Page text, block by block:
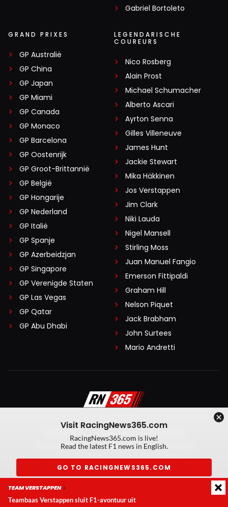
Gabriel Bortoleto
GRAND PRIXES
GP Australië
GP China
GP Japan
GP Miami
GP Canada
GP Monaco
GP Barcelona
GP Oostenrijk
GP Groot-Brittannië
GP België
GP Hongarije
GP Nederland
GP Italië
GP Spanje
GP Azerbeidzjan
GP Singapore
GP Verenigde Staten
GP Las Vegas
GP Qatar
GP Abu Dhabi
LEGENDARISCHE
COUREURS
Nico Rosberg
Alain Prost
Michael Schumacher
Alberto Ascari
Ayrton Senna
Gilles Villeneuve
James Hunt
Jackie Stewart
Mika Häkkinen
Jos Verstappen
Jim Clark
Niki Lauda
Nigel Mansell
Stirling Moss
Juan Manuel Fangio
Emerson Fittipaldi
Graham Hill
Nelson Piquet
Jack Brabham
John Surtees
Mario Andretti
Algemene voorwaarden
Privacy Policy
Created by On Your Marks
Privacy manager
Kansspeluitingen
Visit RacingNews365.com
RacingNews365.com is live!
Read the latest F1 news in English.
GO TO RACINGNEWS365.COM
TEAM VERSTAPPEN
Teambaas Verstappen sluit F1-avontuur uit